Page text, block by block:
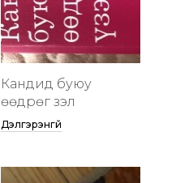
Кандид буюу
өөдрөг үзэл
Дэлгэрэнгүй